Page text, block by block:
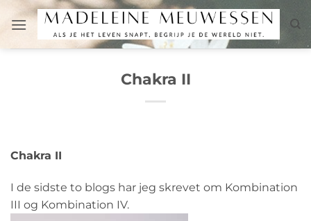
Fortsæt
indhold
Chakra II
Chakra II
I de sidste to blogs har jeg skrevet om Kombination
III og Kombination IV.